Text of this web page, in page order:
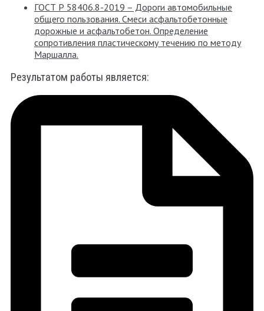
ГОСТ Р 58406.8-2019 – Дороги автомобильные
общего пользования. Смеси асфальтобетонные
дорожные и асфальтобетон. Определение
сопротивления пластическому течению по методу
Маршалла.
Результатом работы является: